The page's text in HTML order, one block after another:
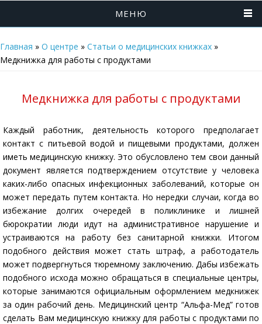
МЕНЮ
Главная » О центре » Статьи о медицинских книжках »
Медкнижка для работы с продуктами
Медкнижка для работы с продуктами
Каждый работник, деятельность которого предполагает
контакт с питьевой водой и пищевыми продуктами, должен
иметь медицинскую книжку. Это обусловлено тем свои данный
документ является подтверждением отсутствие у человека
каких-либо опасных инфекционных заболеваний, которые он
может передать путем контакта. Но нередки случаи, когда во
избежание долгих очередей в поликлинике и лишней
бюрократии люди идут на административное нарушение и
устраиваются на работу без санитарной книжки. Итогом
подобного действия может стать штраф, а работодатель
может подвергнуться тюремному заключению. Дабы избежать
подобного исхода можно обращаться в специальные центры,
которые занимаются официальным оформлением медкнижек
за один рабочий день. Медицинский центр “Альфа-Мед” готов
сделать Вам медицинскую книжку для работы с продуктами по